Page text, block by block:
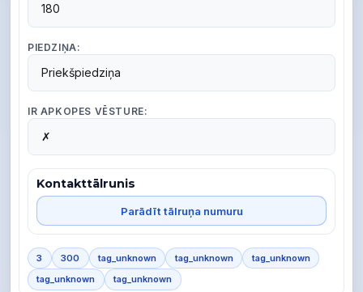
180
PIEDZIŅA:
Priekšpiedziņa
IR APKOPES VĒSTURE:
✗
Kontakttālrunis
Parādīt tālruņa numuru
3 300 tag_unknown tag_unknown
tag_unknown
tag_unknown
tag_unknown